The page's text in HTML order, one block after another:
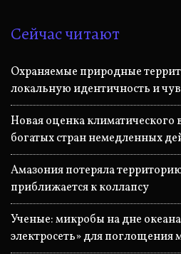
Сейчас читают
Охраняемые природные
локальную идентичность и
Новая оценка климатического
богатых стран немедленных
Амазония потеряла
приближается к коллапсу
Ученые: микробы на дне
электросеть» для поглощения